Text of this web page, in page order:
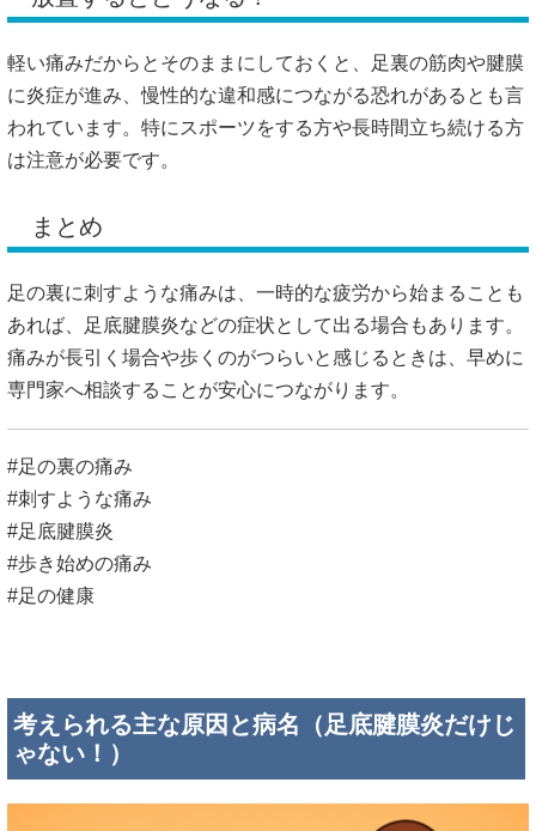
軽い痛みだからとそのままにしておくと、足裏の筋肉や腱膜
に炎症が進み、慢性的な違和感につながる恐れがあるとも言
われています。特にスポーツをする方や長時間立ち続ける方
は注意が必要です。
まとめ
足の裏に刺すような痛みは、一時的な疲労から始まることも
あれば、足底腱膜炎などの症状として出る場合もあります。
痛みが長引く場合や歩くのがつらいと感じるときは、早めに
専門家へ相談することが安心につながります。
#足の裏の痛み
#刺すような痛み
#足底腱膜炎
#歩き始めの痛み
#足の健康
考えられる主な原因と病名（足底腱膜炎だけじ
ゃない！）